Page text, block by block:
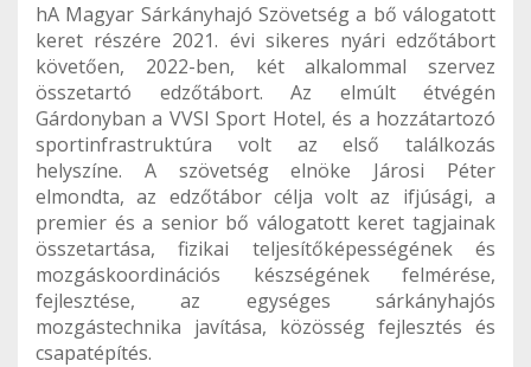
hA Magyar Sárkányhajó Szövetség a bő válogatott
keret részére 2021. évi sikeres nyári edzőtábort
követően, 2022-ben, két alkalommal szervez
összetartó edzőtábort. Az elmúlt étvégén
Gárdonyban a VVSI Sport Hotel, és a hozzátartozó
sportinfrastruktúra volt az első találkozás
helyszíne. A szövetség elnöke Járosi Péter
elmondta, az edzőtábor célja volt az ifjúsági, a
premier és a senior bő válogatott keret tagjainak
összetartása, fizikai teljesítőképességének és
mozgáskoordinációs készségének felmérése,
fejlesztése, az egységes sárkányhajós
mozgástechnika javítása, közösség fejlesztés és
csapatépítés.